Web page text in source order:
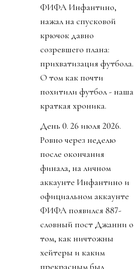
ФИФА Инфантино,
нажал на спусковой
крючок давно
созревшего плана:
прихватизация футбола.
О том как почти
похитили футбол - наша
краткая хроника.
День 0. 26 июля 2026.
Ровно через неделю
после окончания
финала, на личном
аккаунте Инфантино и
официальном аккаунте
ФИФА появился 887-
словный пост Джанни о
том, как ничтожны
хейтеры и каким
прекрасным был